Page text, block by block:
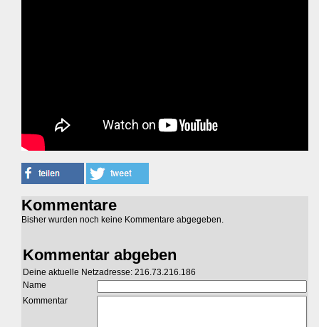
Kommentare
Bisher wurden noch keine Kommentare abgegeben.
Kommentar abgeben
Deine aktuelle Netzadresse: 216.73.216.186
Name
Kommentar